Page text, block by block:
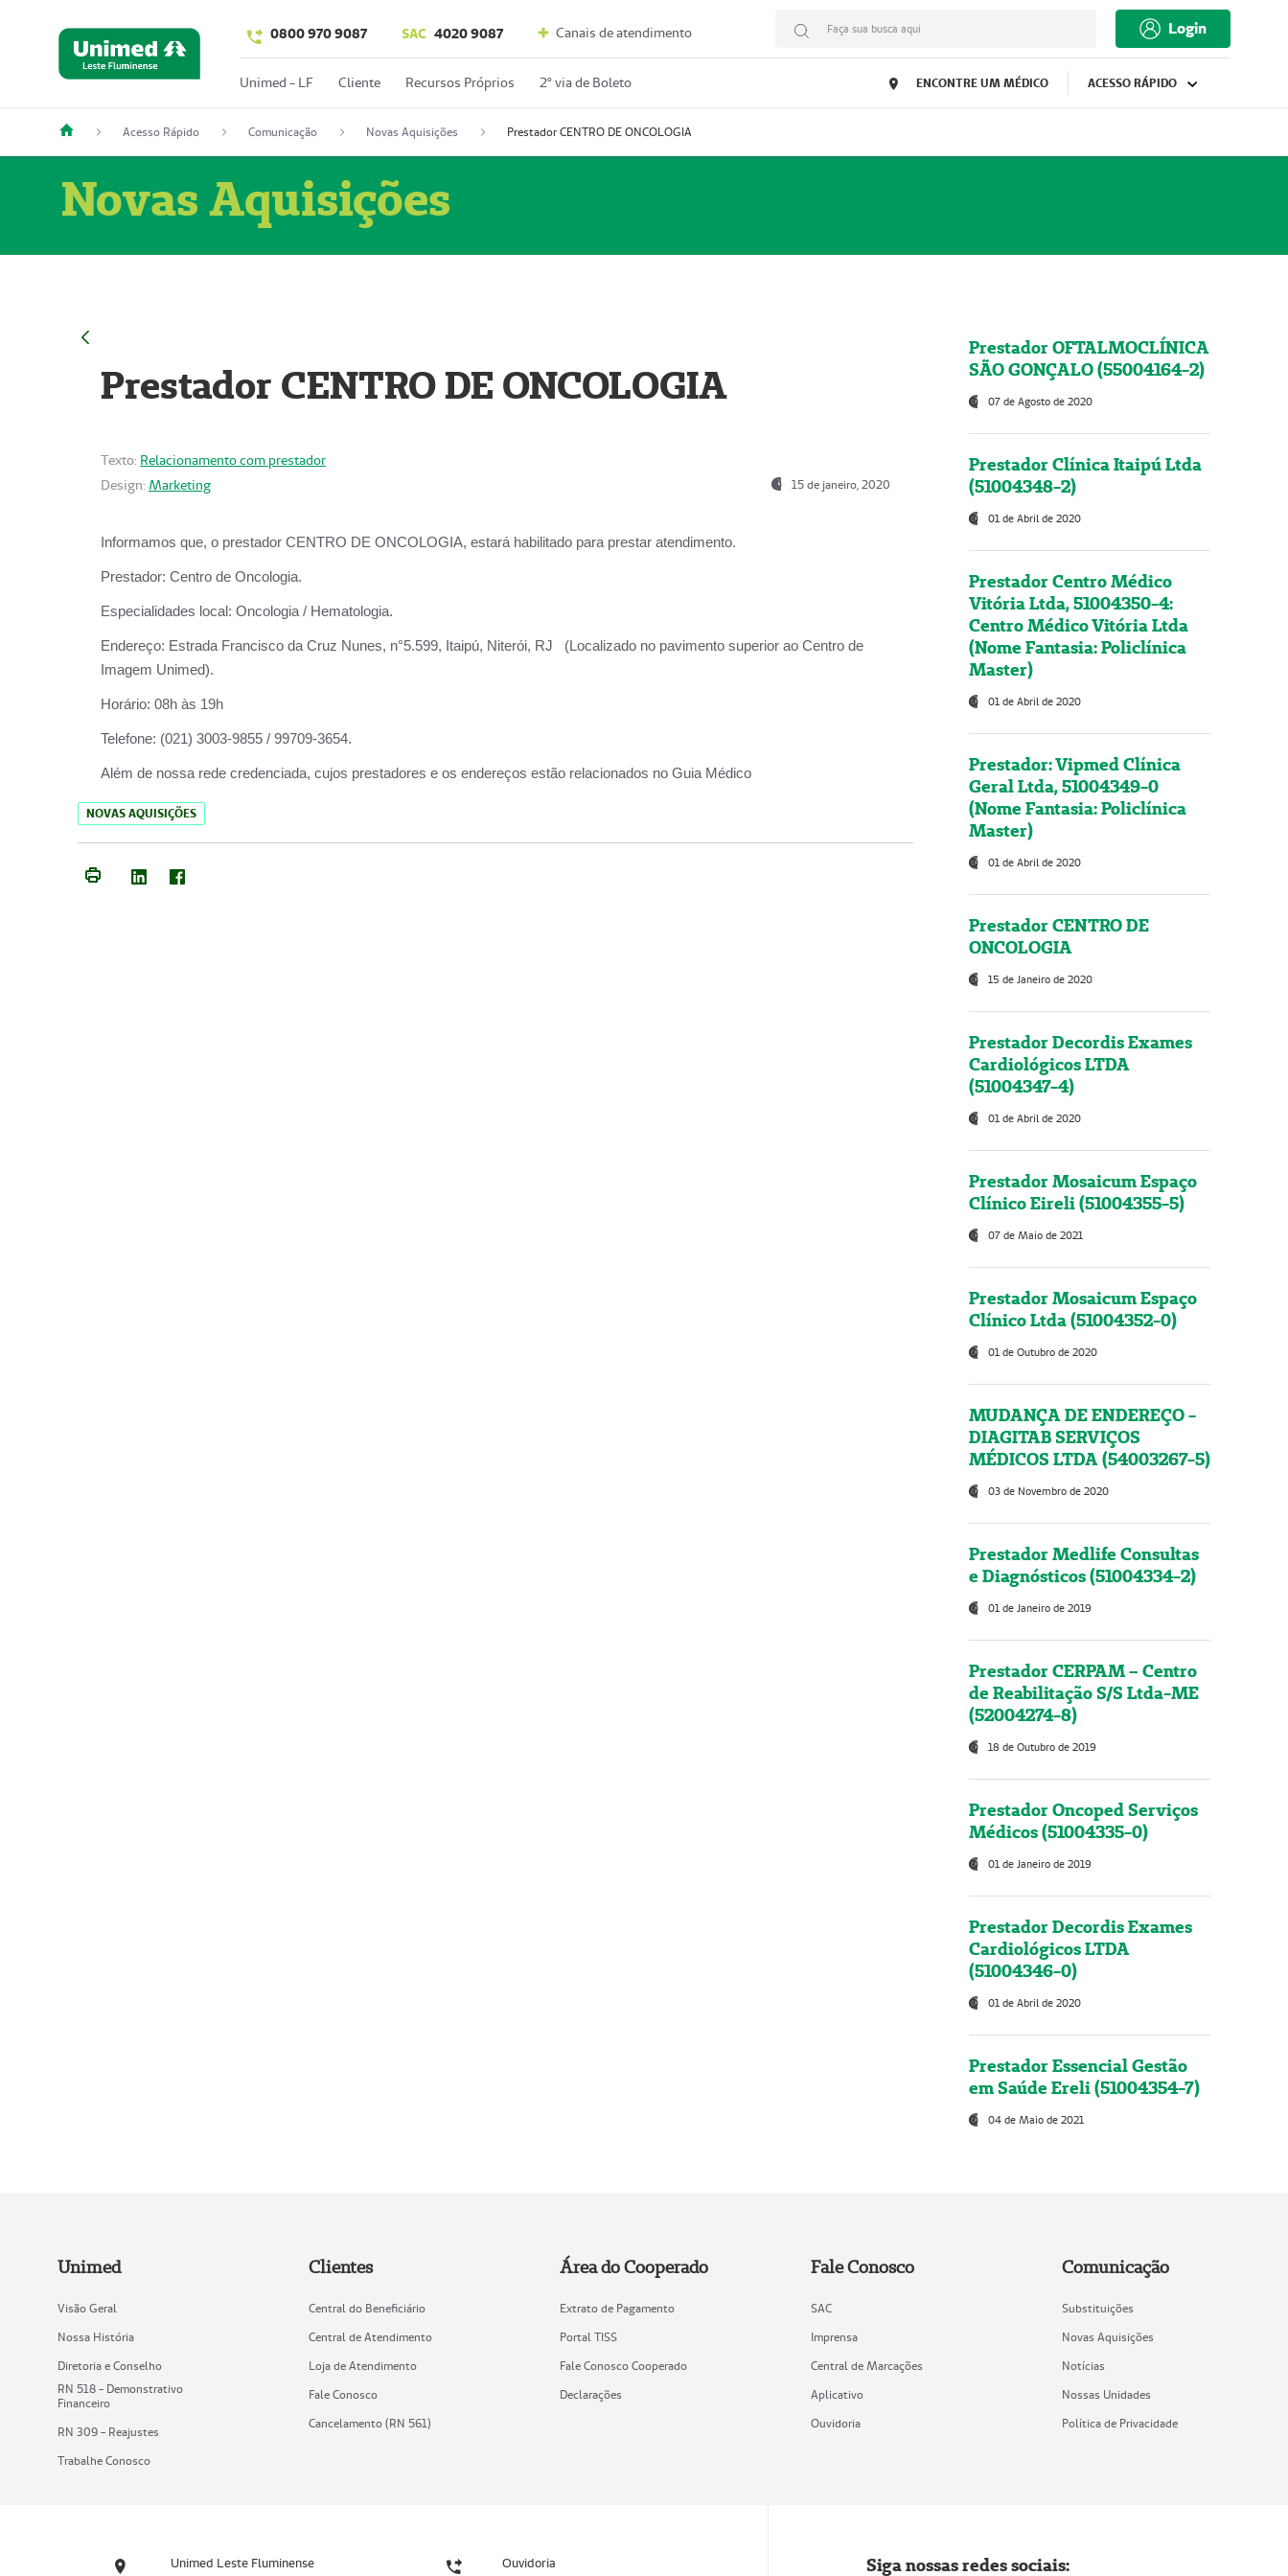
0800 970 9087 SAC 4020 9087 Canais de atendimento Faça sua busca aqui Login
Unimed - LF Cliente Recursos Próprios 2º via de Boleto ENCONTRE UM MÉDICO ACESSO RÁPIDO
Acesso Rápido Comunicação Novas Aquisições Prestador CENTRO DE ONCOLOGIA
Novas Aquisições
Prestador CENTRO DE ONCOLOGIA
Texto: Relacionamento com prestador
Design: Marketing 15 de janeiro, 2020
Informamos que, o prestador CENTRO DE ONCOLOGIA, estará habilitado para prestar atendimento.
Prestador: Centro de Oncologia.
Especialidades local: Oncologia / Hematologia.
Endereço: Estrada Francisco da Cruz Nunes, n°5.599, Itaipú, Niterói, RJ (Localizado no pavimento superior ao Centro de
Imagem Unimed).
Horário: 08h às 19h
Telefone: (021) 3003-9855 / 99709-3654.
Além de nossa rede credenciada, cujos prestadores e os endereços estão relacionados no Guia Médico
NOVAS AQUISIÇÕES
Prestador OFTALMOCLÍNICA
SÃO GONÇALO (55004164-2)
07 de Agosto de 2020
Prestador Clínica Itaipú Ltda
(51004348-2)
01 de Abril de 2020
Prestador Centro Médico
Vitória Ltda, 51004350-4:
Centro Médico Vitória Ltda
(Nome Fantasia: Policlínica
Master)
01 de Abril de 2020
Prestador: Vipmed Clínica
Geral Ltda, 51004349-0
(Nome Fantasia: Policlínica
Master)
01 de Abril de 2020
Prestador CENTRO DE
ONCOLOGIA
15 de Janeiro de 2020
Prestador Decordis Exames
Cardiológicos LTDA
(51004347-4)
01 de Abril de 2020
Prestador Mosaicum Espaço
Clínico Eireli (51004355-5)
07 de Maio de 2021
Prestador Mosaicum Espaço
Clínico Ltda (51004352-0)
01 de Outubro de 2020
MUDANÇA DE ENDEREÇO -
DIAGITAB SERVIÇOS
MÉDICOS LTDA (54003267-5)
03 de Novembro de 2020
Prestador Medlife Consultas
e Diagnósticos (51004334-2)
01 de Janeiro de 2019
Prestador CERPAM – Centro
de Reabilitação S/S Ltda-ME
(52004274-8)
18 de Outubro de 2019
Prestador Oncoped Serviços
Médicos (51004335-0)
01 de Janeiro de 2019
Prestador Decordis Exames
Cardiológicos LTDA
(51004346-0)
01 de Abril de 2020
Prestador Essencial Gestão
em Saúde Ereli (51004354-7)
04 de Maio de 2021
Unimed
Visão Geral
Nossa História
Diretoria e Conselho
RN 518 - Demonstrativo
Financeiro
RN 309 - Reajustes
Trabalhe Conosco
Clientes
Central do Beneficiário
Central de Atendimento
Loja de Atendimento
Fale Conosco
Cancelamento (RN 561)
Área do Cooperado
Extrato de Pagamento
Portal TISS
Fale Conosco Cooperado
Declarações
Fale Conosco
SAC
Imprensa
Central de Marcações
Aplicativo
Ouvidoria
Comunicação
Substituições
Novas Aquisições
Notícias
Nossas Unidades
Política de Privacidade
Unimed Leste Fluminense Ouvidoria Siga nossas redes sociais: